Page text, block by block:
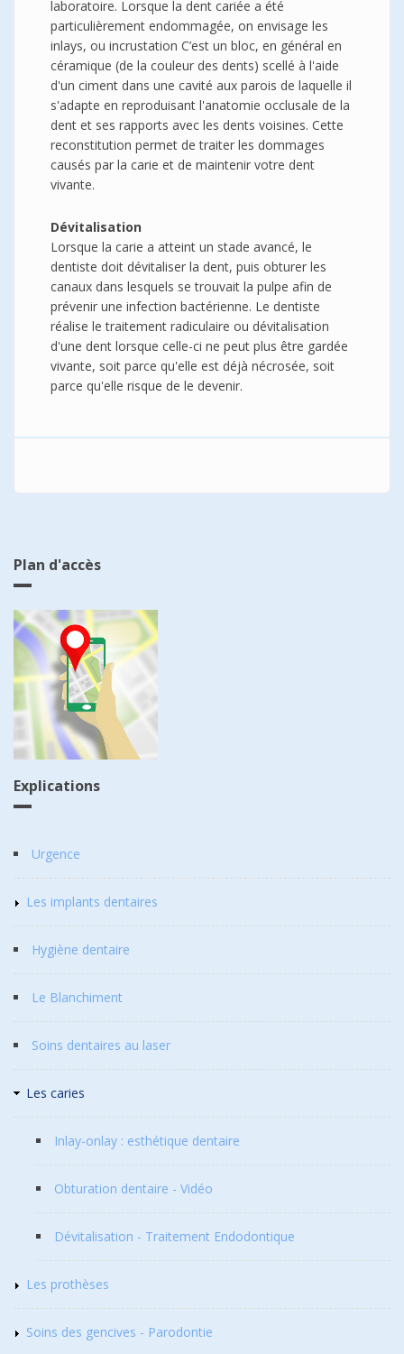
laboratoire. Lorsque la dent cariée a été
particulièrement endommagée, on envisage les
inlays, ou incrustation C’est un bloc, en général en
céramique (de la couleur des dents) scellé à l'aide
d'un ciment dans une cavité aux parois de laquelle il
s'adapte en reproduisant l'anatomie occlusale de la
dent et ses rapports avec les dents voisines. Cette
reconstitution permet de traiter les dommages
causés par la carie et de maintenir votre dent
vivante.
Dévitalisation
Lorsque la carie a atteint un stade avancé, le
dentiste doit dévitaliser la dent, puis obturer les
canaux dans lesquels se trouvait la pulpe afin de
prévenir une infection bactérienne. Le dentiste
réalise le traitement radiculaire ou dévitalisation
d'une dent lorsque celle-ci ne peut plus être gardée
vivante, soit parce qu'elle est déjà nécrosée, soit
parce qu'elle risque de le devenir.
Plan d'accès
Explications
Urgence
Les implants dentaires
Hygiène dentaire
Le Blanchiment
Soins dentaires au laser
Les caries
Inlay-onlay : esthétique dentaire
Obturation dentaire - Vidéo
Dévitalisation - Traitement Endodontique
Les prothèses
Soins des gencives - Parodontie